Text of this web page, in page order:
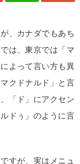
、カナダでもあち
は、東京では「マ
よって言い方も異
クドナルド」と言
「ド」にアクセン
ドぅ」のように言
すが、実はメニュ